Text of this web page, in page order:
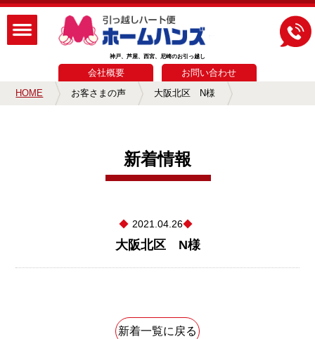
神戸、芦屋、西宮、尼崎のお引っ越し
会社概要
お問い合わせ
HOME
お客さまの声 大阪北区 N様
新着情報
2021.04.26
大阪北区 N様
新着一覧に戻る